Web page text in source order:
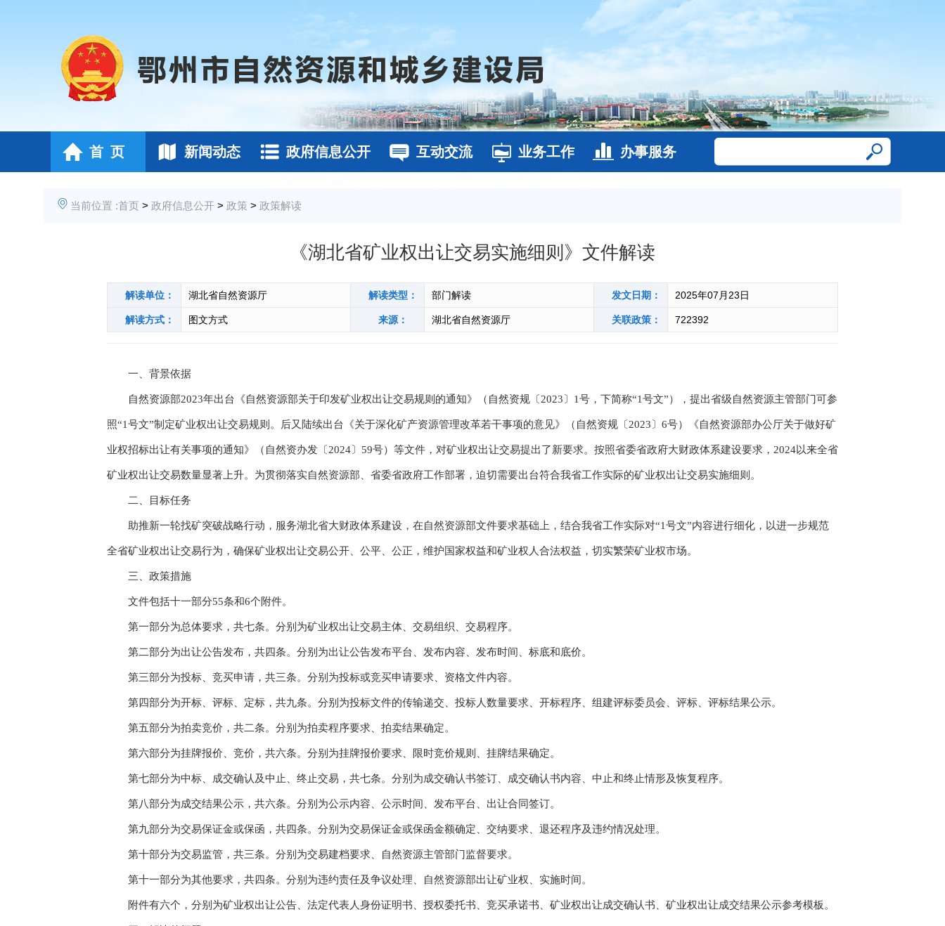
首 页 新闻动态 政府信息公开 互动交流 业务工作 办事服务
当前位置 :首页 > 政府信息公开 > 政策 > 政策解读
《湖北省矿业权出让交易实施细则》文件解读
解读单位： 湖北省自然资源厅 解读类型： 部门解读 发文日期： 2025年07月23日
解读方式： 图文方式 来源： 湖北省自然资源厅 关联政策： 722392
一、背景依据
自然资源部2023年出台《自然资源部关于印发矿业权出让交易规则的通知》（自然资规〔2023〕1号，下简称“1号文”），提出省级自然资源主管部门可参
照“1号文”制定矿业权出让交易规则。后又陆续出台《关于深化矿产资源管理改革若干事项的意见》（自然资规〔2023〕6号）《自然资源部办公厅关于做好矿
业权招标出让有关事项的通知》（自然资办发〔2024〕59号）等文件，对矿业权出让交易提出了新要求。按照省委省政府大财政体系建设要求，2024以来全省
矿业权出让交易数量显著上升。为贯彻落实自然资源部、省委省政府工作部署，迫切需要出台符合我省工作实际的矿业权出让交易实施细则。
二、目标任务
助推新一轮找矿突破战略行动，服务湖北省大财政体系建设，在自然资源部文件要求基础上，结合我省工作实际对“1号文”内容进行细化，以进一步规范
全省矿业权出让交易行为，确保矿业权出让交易公开、公平、公正，维护国家权益和矿业权人合法权益，切实繁荣矿业权市场。
三、政策措施
文件包括十一部分55条和6个附件。
第一部分为总体要求，共七条。分别为矿业权出让交易主体、交易组织、交易程序。
第二部分为出让公告发布，共四条。分别为出让公告发布平台、发布内容、发布时间、标底和底价。
第三部分为投标、竞买申请，共三条。分别为投标或竞买申请要求、资格文件内容。
第四部分为开标、评标、定标，共九条。分别为投标文件的传输递交、投标人数量要求、开标程序、组建评标委员会、评标、评标结果公示。
第五部分为拍卖竞价，共二条。分别为拍卖程序要求、拍卖结果确定。
第六部分为挂牌报价、竞价，共六条。分别为挂牌报价要求、限时竞价规则、挂牌结果确定。
第七部分为中标、成交确认及中止、终止交易，共七条。分别为成交确认书签订、成交确认书内容、中止和终止情形及恢复程序。
第八部分为成交结果公示，共六条。分别为公示内容、公示时间、发布平台、出让合同签订。
第九部分为交易保证金或保函，共四条。分别为交易保证金或保函金额确定、交纳要求、退还程序及违约情况处理。
第十部分为交易监管，共三条。分别为交易建档要求、自然资源主管部门监督要求。
第十一部分为其他要求，共四条。分别为违约责任及争议处理、自然资源部出让矿业权、实施时间。
附件有六个，分别为矿业权出让公告、法定代表人身份证明书、授权委托书、竞买承诺书、矿业权出让成交确认书、矿业权出让成交结果公示参考模板。